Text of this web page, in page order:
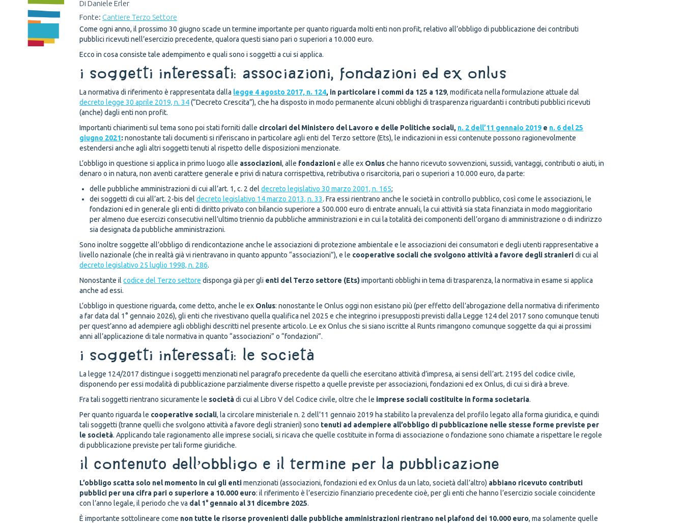
Di Daniele Erler
Fonte: Cantiere Terzo Settore
Come ogni anno, il prossimo 30 giugno scade un termine importante per quanto riguarda molti enti non profit, relativo all’obbligo di pubblicazione dei contributi
pubblici ricevuti nell’esercizio precedente, qualora questi siano pari o superiori a 10.000 euro.
Ecco in cosa consiste tale adempimento e quali sono i soggetti a cui si applica.
I soggetti interessati: associazioni, fondazioni ed ex Onlus
La normativa di riferimento è rappresentata dalla legge 4 agosto 2017, n. 124, in particolare i commi da 125 a 129, modificata nella formulazione attuale dal
decreto legge 30 aprile 2019, n. 34(“Decreto Crescita”), che ha disposto in modo permanente alcuni obblighi di trasparenza riguardanti i contributi pubblici ricevuti
(anche) dagli enti non profit.
Importanti chiarimenti sul tema sono poi stati forniti dalle circolari del Ministero del Lavoro e delle Politiche sociali, n. 2 dell’11 gennaio 2019 e n. 6 del 25
giugno 2021:nonostante tali documenti si riferiscano in particolare agli enti del Terzo settore (Ets), le indicazioni in essi contenute possono ragionevolmente
estendersi anche agli altri soggetti tenuti al rispetto delle disposizioni menzionate.
L’obbligo in questione si applica in primo luogo alle associazioni, alle fondazionie alle ex Onlusche hanno ricevuto sovvenzioni, sussidi, vantaggi, contributi o aiuti, in
denaro o in natura, non aventi carattere generale e privi di natura corrispettiva, retributiva o risarcitoria, pari o superiori a 10.000 euro, da parte:
delle pubbliche amministrazioni di cui all’art. 1, c. 2 deldecreto legislativo 30 marzo 2001, n. 165;
dei soggetti di cui all’art. 2-bis deldecreto legislativo 14 marzo 2013, n. 33. Fra essi rientrano anche le società in controllo pubblico, così come le associazioni, le
fondazioni ed in generale gli enti di diritto privato con bilancio superiore a 500.000 euro di entrate annuali, la cui attività sia stata finanziata in modo maggioritario
per almeno due esercizi consecutivi nell’ultimo triennio da pubbliche amministrazioni e in cui la totalità dei componenti dell’organo di amministrazione o di indirizzo
sia designata da pubbliche amministrazioni.
Sono inoltre soggette all’obbligo di rendicontazione anche le associazioni di protezione ambientale e le associazioni dei consumatori e degli utenti rappresentative a
livello nazionale (che in realtà già vi rientravano in quanto appunto “associazioni”), e le cooperative sociali che svolgono attività a favore degli stranieridi cui al
decreto legislativo 25 luglio 1998, n. 286.
Nonostante ilcodice del Terzo settore disponga già per gli enti del Terzo settore (Ets) importanti obblighi in tema di trasparenza, la normativa in esame si applica
anche ad essi.
L’obbligo in questione riguarda, come detto, anche le ex Onlus: nonostante le Onlus oggi non esistano più (per effetto dell’abrogazione della normativa di riferimento
a far data dal 1° gennaio 2026), gli enti che rivestivano quella qualifica nel 2025 e che integrino i presupposti previsti dalla Legge 124 del 2017 sono comunque tenuti
per quest’anno ad adempiere agli obblighi descritti nel presente articolo. Le ex Onlus che si siano iscritte al Runts rimangono comunque soggette da qui ai prossimi
anni all’applicazione di tale normativa in quanto “associazioni” o “fondazioni”.
I soggetti interessati: le società
La legge 124/2017 distingue i soggetti menzionati nel paragrafo precedente da quelli che esercitano attività d’impresa, ai sensi dell’art. 2195 del codice civile,
disponendo per essi modalità di pubblicazione parzialmente diverse rispetto a quelle previste per associazioni, fondazioni ed ex Onlus, di cui si dirà a breve.
Fra tali soggetti rientrano sicuramente le societàdi cui al Libro V del Codice civile, oltre che le imprese sociali costituite in forma societaria.
Per quanto riguarda le cooperative sociali, la circolare ministeriale n. 2 dell’11 gennaio 2019 ha stabilito la prevalenza del profilo legato alla forma giuridica, e quindi
tali soggetti (tranne quelli che svolgono attività a favore degli stranieri) sono tenuti ad adempiere all’obbligo di pubblicazione nelle stesse forme previste per
le società. Applicando tale ragionamento alle imprese sociali, si ricava che quelle costituite in forma di associazione o fondazione sono chiamate a rispettare le regole
di pubblicazione previste per tali forme giuridiche.
Il contenuto dell’obbligo e il termine per la pubblicazione
L’obbligo scatta solo nel momento in cui gli entimenzionati (associazioni, fondazioni ed ex Onlus da un lato, società dall’altro) abbiano ricevuto contributi
pubblici per una cifra pari o superiore a 10.000 euro: il riferimento è l’esercizio finanziario precedente cioè, per gli enti che hanno l’esercizio sociale coincidente
con l’anno legale, il periodo che va dal 1° gennaio al 31 dicembre 2025.
È importante sottolineare come non tutte le risorse provenienti dalle pubbliche amministrazioni rientrano nel plafond dei 10.000 euro, ma solamente quelle